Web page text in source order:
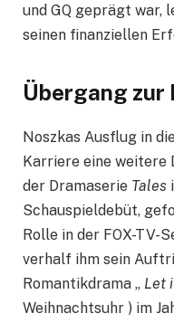
und GQ geprägt war,
seinen finanziellen
Übergang zur
Noszkas Ausflug in
Karriere eine weitere
der Dramaserie Tales
Schauspieldebüt,
Rolle in der FOX-TV-
verhalf ihm sein
Romantikdrama „ Let
Weihnachtsuhr ) im